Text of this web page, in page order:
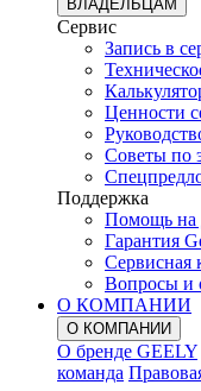
ВЛАДЕЛЬЦАМ
Сервис
Запись в
Ценности
Советы по
Поддержка
Помощь на
Гарантия
Сервисная
Вопросы и
О КОМПАНИИ
О КОМПАНИИ
О бренде GEELY
команда